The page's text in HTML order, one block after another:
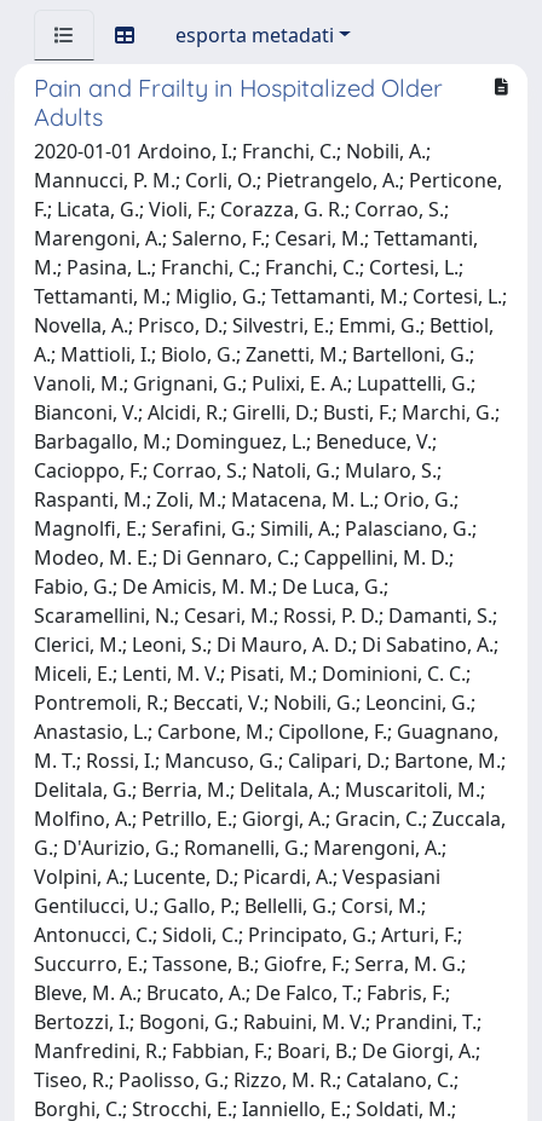
esporta metadati
Pain and Frailty in Hospitalized Older
Adults
2020-01-01 Ardoino, I.; Franchi, C.; Nobili, A.;
Mannucci, P. M.; Corli, O.; Pietrangelo, A.; Perticone,
F.; Licata, G.; Violi, F.; Corazza, G. R.; Corrao, S.;
Marengoni, A.; Salerno, F.; Cesari, M.; Tettamanti,
M.; Pasina, L.; Franchi, C.; Franchi, C.; Cortesi, L.;
Tettamanti, M.; Miglio, G.; Tettamanti, M.; Cortesi, L.;
Novella, A.; Prisco, D.; Silvestri, E.; Emmi, G.; Bettiol,
A.; Mattioli, I.; Biolo, G.; Zanetti, M.; Bartelloni, G.;
Vanoli, M.; Grignani, G.; Pulixi, E. A.; Lupattelli, G.;
Bianconi, V.; Alcidi, R.; Girelli, D.; Busti, F.; Marchi, G.;
Barbagallo, M.; Dominguez, L.; Beneduce, V.;
Cacioppo, F.; Corrao, S.; Natoli, G.; Mularo, S.;
Raspanti, M.; Zoli, M.; Matacena, M. L.; Orio, G.;
Magnolfi, E.; Serafini, G.; Simili, A.; Palasciano, G.;
Modeo, M. E.; Di Gennaro, C.; Cappellini, M. D.;
Fabio, G.; De Amicis, M. M.; De Luca, G.;
Scaramellini, N.; Cesari, M.; Rossi, P. D.; Damanti, S.;
Clerici, M.; Leoni, S.; Di Mauro, A. D.; Di Sabatino, A.;
Miceli, E.; Lenti, M. V.; Pisati, M.; Dominioni, C. C.;
Pontremoli, R.; Beccati, V.; Nobili, G.; Leoncini, G.;
Anastasio, L.; Carbone, M.; Cipollone, F.; Guagnano,
M. T.; Rossi, I.; Mancuso, G.; Calipari, D.; Bartone, M.;
Delitala, G.; Berria, M.; Delitala, A.; Muscaritoli, M.;
Molfino, A.; Petrillo, E.; Giorgi, A.; Gracin, C.; Zuccala,
G.; D'Aurizio, G.; Romanelli, G.; Marengoni, A.;
Volpini, A.; Lucente, D.; Picardi, A.; Vespasiani
Gentilucci, U.; Gallo, P.; Bellelli, G.; Corsi, M.;
Antonucci, C.; Sidoli, C.; Principato, G.; Arturi, F.;
Succurro, E.; Tassone, B.; Giofre, F.; Serra, M. G.;
Bleve, M. A.; Brucato, A.; De Falco, T.; Fabris, F.;
Bertozzi, I.; Bogoni, G.; Rabuini, M. V.; Prandini, T.;
Manfredini, R.; Fabbian, F.; Boari, B.; De Giorgi, A.;
Tiseo, R.; Paolisso, G.; Rizzo, M. R.; Catalano, C.;
Borghi, C.; Strocchi, E.; Ianniello, E.; Soldati, M.;